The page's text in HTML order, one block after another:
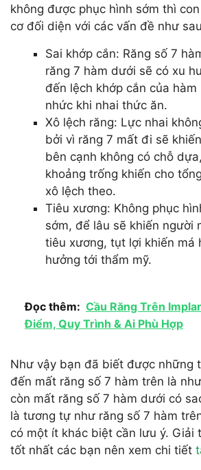
không được phục hình sớm thì
cơ đối diện với các vấn đề như
Sai khớp cắn: Răng số 7
răng 7 hàm dưới sẽ có xu
đến lệch khớp cắn của
nhức khi nhai thức ăn.
Xô lệch răng: Lực nhai
bởi vì răng 7 mất đi sẽ
bên cạnh không có chỗ
khoảng trống khiến cho
xô lệch theo.
Tiêu xương: Không phục
sớm, để lâu sẽ khiến người
tiêu xương, tụt lợi khiến má
hưởng tới thẩm mỹ.
Đọc thêm: Cầu Răng Trên
Điểm, Quy Trình & Ai Phù Hợp
Như vậy bạn đã biết được những
đến mất răng số 7 hàm trên là
còn mất răng số 7 hàm dưới có
là tương tự như răng số 7 hàm
có một ít khác biệt cần lưu ý. Giải
tốt nhất các bạn nên xem chi tiết